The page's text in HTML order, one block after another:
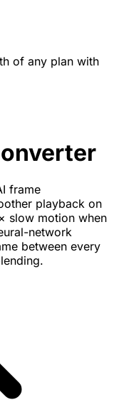
of any plan with
frame
playback on
slow motion when
network
between every